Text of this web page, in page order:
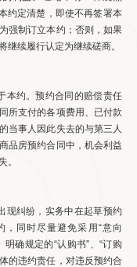
约定清楚，即使不再签署本
强制订立本约；否则，如果
继续履行认定为继续磋商。
约。预约合同的赔偿责任
所支付的各项费用、已付款
当事人因此失去的与第三人
品房预约合同中，机会利益
。
纠纷，实务中在起草预约
同时尽量避免采用“意向
确规定的“认购书”、“订购
的违约责任，对违反预约合